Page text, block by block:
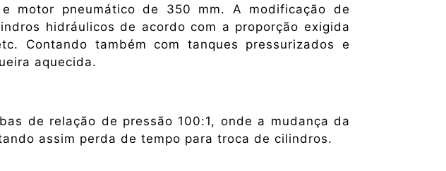
motor pneumático de 350 mm. A modificação de
hidráulicos de acordo com a proporção exigida
Contando também com tanques pressurizados e
aquecida.
de relação de pressão 100:1, onde a mudança da
assim perda de tempo para troca de cilindros.